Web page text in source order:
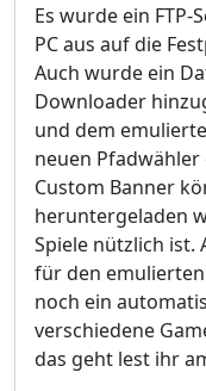
Es wurde ein
PC aus auf die
Auch wurde ein
Downloader
und dem
neuen
Custom Banner
heruntergeladen
Spiele nützlich ist.
für den
noch ein
verschiedene
das geht lest ihr